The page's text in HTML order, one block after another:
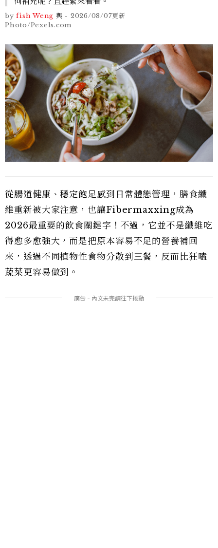
by fish Weng 與 - 2026/08/07更新
Photo/Pexels.com
從腸道健康、穩定飽足感到日常體態管理，膳食纖
維重新被大家注意，也讓Fibermaxxing成為
2026最重要的飲食關鍵字！不過，它並不是纖維吃
得愈多愈強大，而是把原本容易不足的營養補回
來，透過不同植物性食物分散到三餐，反而比狂嗑
蔬菜更容易做到。